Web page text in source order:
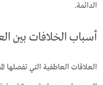
الدائمة.
أسباب الخلافات بين
العلاقات العاطفية التي